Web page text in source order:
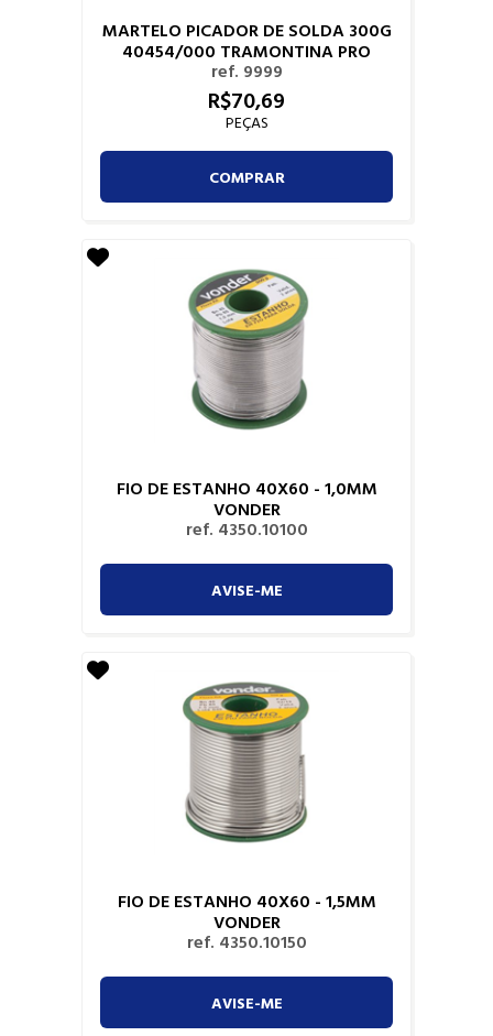
MARTELO PICADOR DE SOLDA 300G
40454/000 TRAMONTINA PRO
ref. 9999
R$70,69
PEÇAS
COMPRAR
FIO DE ESTANHO 40X60 - 1,0MM
VONDER
ref. 4350.10100
AVISE-ME
FIO DE ESTANHO 40X60 - 1,5MM
VONDER
ref. 4350.10150
AVISE-ME